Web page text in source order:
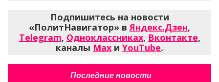
Подпишитесь на новости
«ПолитНавигатор» вЯндекс.Дзен,
Telegram, Одноклассниках, Вконтакте,
каналы Max и YouTube.
Последние новости